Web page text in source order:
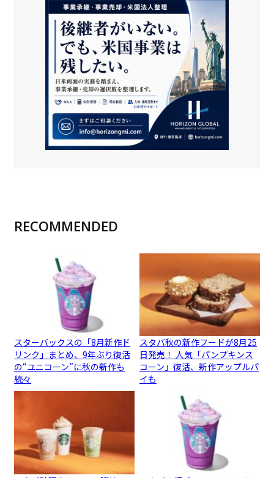
RECOMMENDED
スターバックスの「8月新作ド
リンク」まとめ、9年ぶり復活
の“ユニコーン”に秋の新作も
続々
スタバ秋の新作フードが8月25
日発売！ 人気「パンプキンス
コーン」復活、新作アップルパ
イも